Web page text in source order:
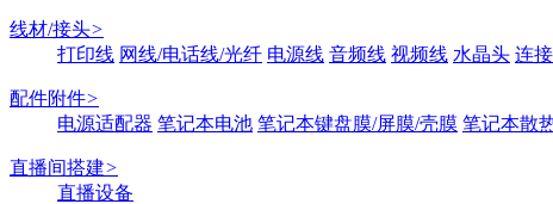
线材/接头>
打印线 网线/电话线/光纤 电源线 音频线 视频线 水晶头 连
配件附件>
电源适配器 笔记本电池 笔记本键盘膜/屏膜/壳膜 笔记本散
直播间搭建>
直播设备